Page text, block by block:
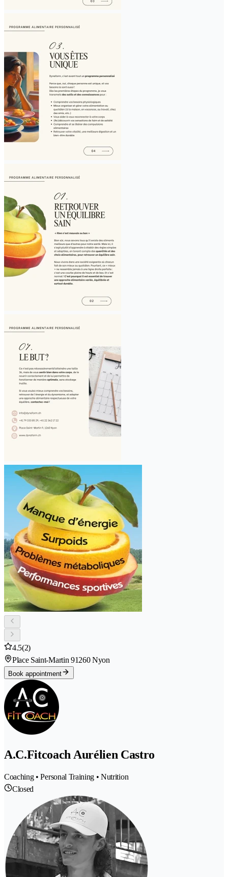
4.5(2)
Place Saint-Martin 91260 Nyon
Book appointment
A.C.Fitcoach Aurélien Castro
Coaching • Personal Training • Nutrition
Closed